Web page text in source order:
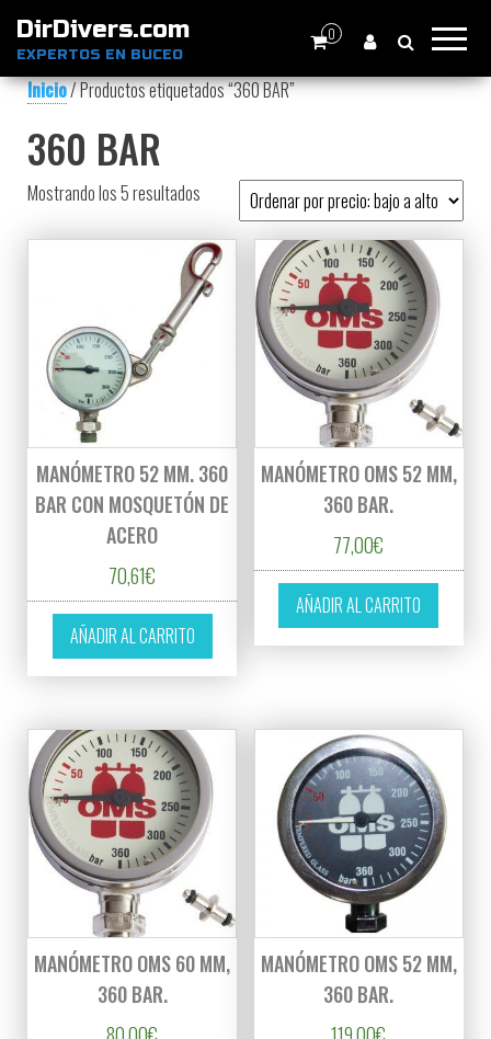
DirDivers.com
EXPERTOS EN BUCEO
0
Inicio/ Productos etiquetados “360 BAR”
360 BAR
Mostrando los 5 resultados Ordenado por precio: bajo a alto
MANÓMETRO 52 MM. 360
BAR CON MOSQUETÓN DE
ACERO
70,61€
AÑADIR AL CARRITO
MANÓMETRO OMS 52 MM,
360 BAR.
77,00€
AÑADIR AL CARRITO
MANÓMETRO OMS 60 MM,
360 BAR.
MANÓMETRO OMS 52 MM,
360 BAR.